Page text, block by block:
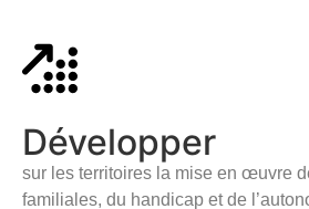
Développer
sur les territoires la mise en œuvre
familiales, du handicap et de